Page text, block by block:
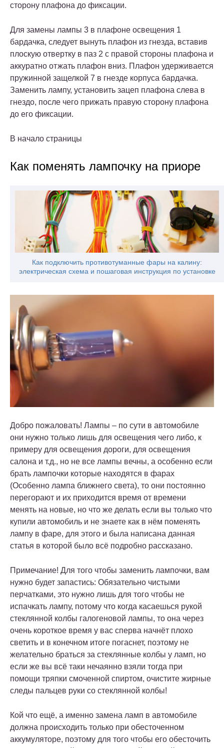
сторону плафона до фиксации.
Для замены лампы 3 в плафоне освещения 1
бардачка, следует вынуть плафон из гнезда, вставив
плоскую отвертку в паз 2 с правой стороны плафона и
аккуратно отжать плафон вниз. Плафон удерживается
пружинной защелкой 7 в гнезде корпуса бардачка.
Заменить лампу, установить зацеп плафона слева в
гнездо, после чего прижать правую сторону плафона
до его фиксации.
В начало страницы
Как поменять лампочку на приоре
Как подключить противотуманные фары на калину:
электрическая схема и пошаговая инструкция по установке
Добро пожаловать! Лампы – по сути в автомобиле
они нужно только лишь для освещения чего либо, к
примеру для освещения дороги, для освещения
салона и т.д., но не все лампы вечны, а особенно если
брать лампочки которые находятся в фарах
(Особенно лампа ближнего света), то они постоянно
перегорают и их приходится время от времени
менять на новые, но что же делать если вы только что
купили автомобиль и не знаете как в нём поменять
лампу в фаре, для этого и была написана данная
статья в которой было всё подробно рассказано.
Примечание! Для того чтобы заменить лампочки, вам
нужно будет запастись: Обязательно чистыми
перчатками, это нужно лишь для того чтобы не
испачкать лампу, потому что когда касаешься рукой
стеклянной колбы галогеновой лампы, то она через
очень короткое время у вас сперва начнёт плохо
светить и в конечном итоге погаснет, поэтому не
желательно браться за стеклянные колбы у ламп, но
если же вы всё таки нечаянно взяли тогда при
помощи тряпки смоченной спиртом, очистите жирные
следы пальцев руки со стеклянной колбы!
Кой что ещё, а именно замена ламп в автомобиле
должна происходить только при обесточенном
аккумуляторе, поэтому для того чтобы его обесточить